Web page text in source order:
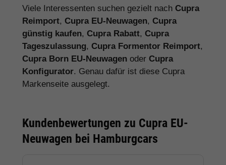
Viele Interessenten suchen gezielt nach Cupra
Reimport, Cupra EU-Neuwagen, Cupra
günstig kaufen, Cupra Rabatt, Cupra
Tageszulassung, Cupra Formentor Reimport,
Cupra Born EU-Neuwagen oder Cupra
Konfigurator. Genau dafür ist diese Cupra
Markenseite ausgelegt.
Kundenbewertungen zu Cupra EU-
Neuwagen bei Hamburgcars